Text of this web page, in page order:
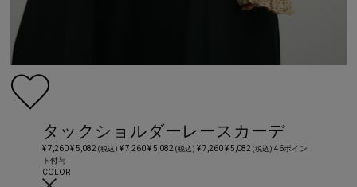
タックショルダーレースカーデ
¥ 7,260¥ 5,082(税込) ¥ 7,260¥ 5,082(税込) ¥ 7,260¥ 5,082 (税込) 46ポイン
ト付与
COLOR